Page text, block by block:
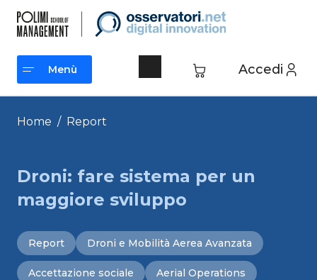
contenuto
Accedi
Menù
Menù
Home / Report
Droni: fare sistema per un
maggiore sviluppo
Report Droni e Mobilità Aerea Avanzata
Accettazione sociale Aerial Operations